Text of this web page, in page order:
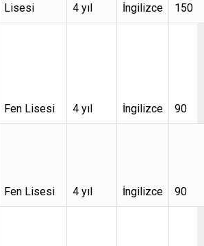
Lisesi
4 yıl İngilizce 150
Fen Lisesi 4 yıl İngilizce 90
Fen Lisesi 4 yıl İngilizce 90